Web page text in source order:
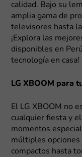
calidad. Bajo su
amplia gama de
televisores hasta
¡Explora las
disponibles en
tecnología en casa!
LG XBOOM para
El LG XBOOM no
cualquier fiesta y
momentos
múltiples opciones
compactos hasta